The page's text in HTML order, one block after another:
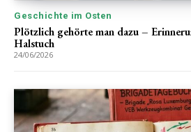
Geschichte im Osten
Plötzlich gehörte man dazu –
Halstuch
24/06/2026